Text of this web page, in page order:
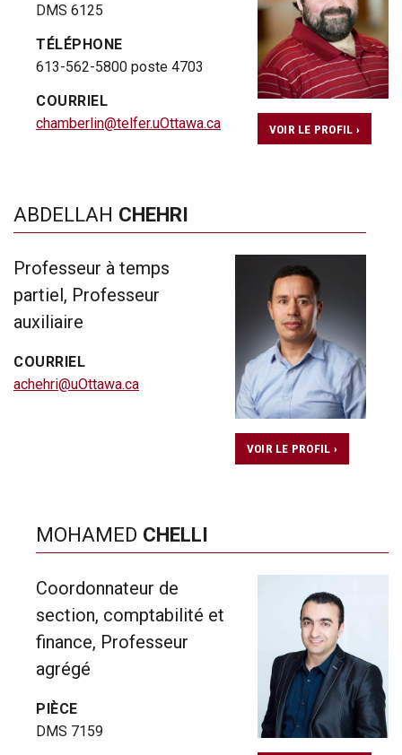
DMS 6125
TÉLÉPHONE
613-562-5800 poste 4703
COURRIEL
chamberlin@telfer.uOttawa.ca
VOIR LE PROFIL ›
ABDELLAH CHEHRI
Professeur à temps
partiel, Professeur
auxiliaire
COURRIEL
achehri@uOttawa.ca
VOIR LE PROFIL ›
MOHAMED CHELLI
Coordonnateur de
section, comptabilité et
finance, Professeur
agrégé
PIÈCE
DMS 7159